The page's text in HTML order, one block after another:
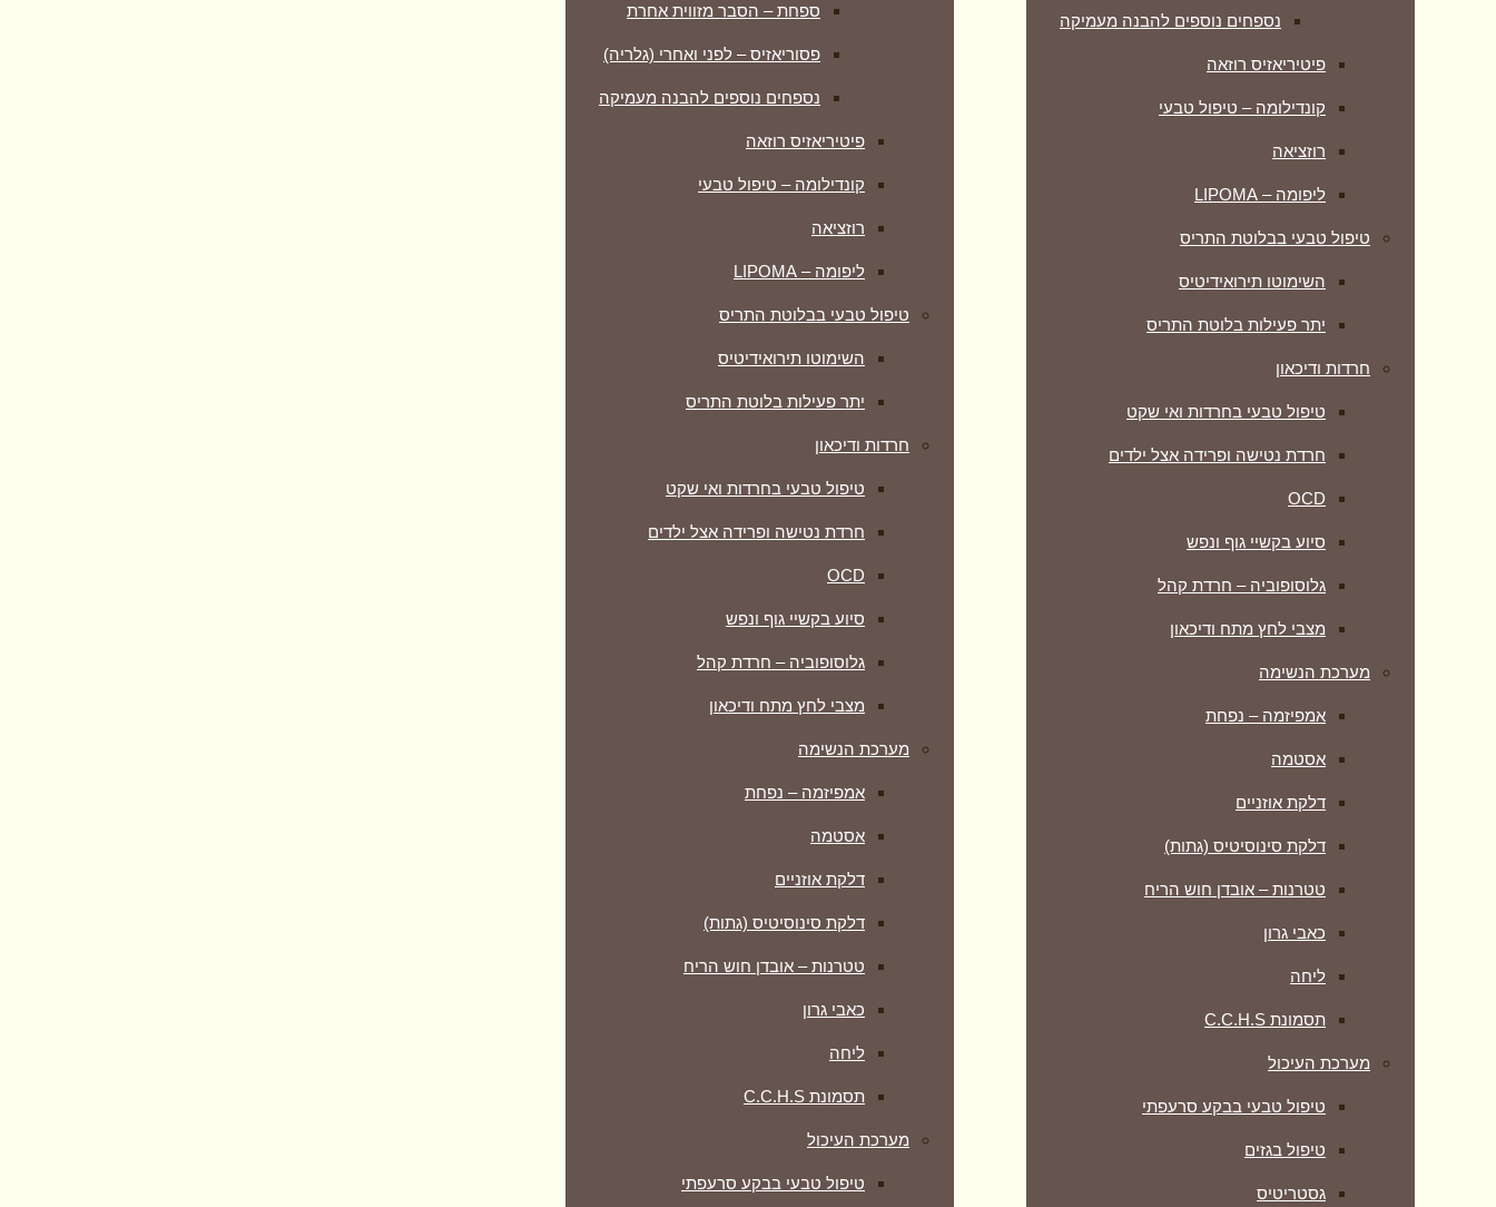
נספחים נוספים להבנה מעמיקה
פיטיריאזיס רוזאה
קונדילומה – טיפול טבעי
רוזציאה
ליפומה – LIPOMA
טיפול טבעי בבלוטת התריס
השימוטו תירואידיטיס
יתר פעילות בלוטת התריס
חרדות ודיכאון
טיפול טבעי בחרדות ואי שקט
חרדת נטישה ופרידה אצל ילדים
OCD
סיוע בקשיי גוף ונפש
גלוסופוביה – חרדת קהל
מצבי לחץ מתח ודיכאון
מערכת הנשימה
אמפיזמה – נפחת
אסטמה
דלקת אוזניים
דלקת סינוסיטיס (גתות)
טטרנות – אובדן חוש הריח
כאבי גרון
ליחה
תסמונת C.C.H.S
מערכת העיכול
טיפול טבעי בבקע סרעפתי
טיפול בגזים
גסטריטיס
ספחת – הסבר מזווית אחרת
פסוריאזיס – לפני ואחרי (גלריה)
נספחים נוספים להבנה מעמיקה
פיטיריאזיס רוזאה
קונדילומה – טיפול טבעי
רוזציאה
ליפומה – LIPOMA
טיפול טבעי בבלוטת התריס
השימוטו תירואידיטיס
יתר פעילות בלוטת התריס
חרדות ודיכאון
טיפול טבעי בחרדות ואי שקט
חרדת נטישה ופרידה אצל ילדים
OCD
סיוע בקשיי גוף ונפש
גלוסופוביה – חרדת קהל
מצבי לחץ מתח ודיכאון
מערכת הנשימה
אמפיזמה – נפחת
אסטמה
דלקת אוזניים
דלקת סינוסיטיס (גתות)
טטרנות – אובדן חוש הריח
כאבי גרון
ליחה
תסמונת C.C.H.S
מערכת העיכול
טיפול טבעי בבקע סרעפתי